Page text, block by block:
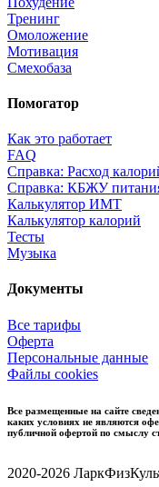
Тренинг
Омоложение
Мотивация
Смехобаза
Помогатор
Как это работает
FAQ
Справка: Расход
Справка: КБЖУ
Калькулятор ИМТ
Калькулятор калорий
Тесты
Музыка
Документы
Все тарифы
Оферта
Персональные данные
Файлы cookies
Все размещенные на сайте
каких условиях не являются
публичной офертой по смыслу
2020-2026